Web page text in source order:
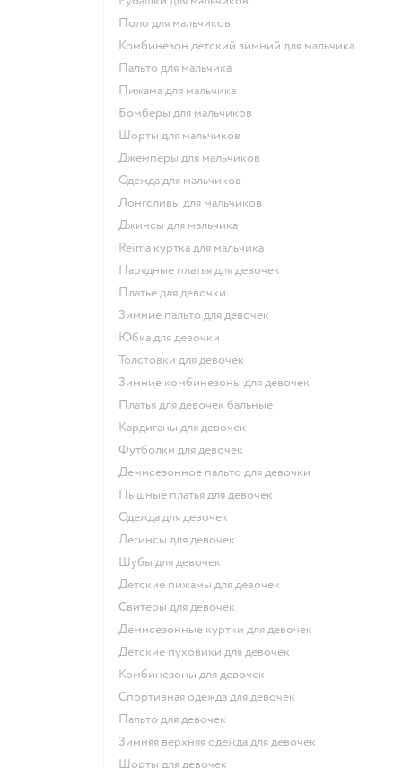
Поло для мальчиков
Комбинезон детский зимний для мальчика
Пальто для мальчика
Пижама для мальчика
Бомберы для мальчиков
Шорты для мальчиков
Джемперы для мальчиков
Одежда для мальчиков
Лонгсливы для мальчиков
Джинсы для мальчика
Reima куртка для мальчика
Нарядные платья для девочек
Платье для девочки
Зимние пальто для девочек
Юбка для девочки
Толстовки для девочек
Зимние комбинезоны для девочек
Платья для девочек бальные
Кардиганы для девочек
Футболки для девочек
Демисезонное пальто для девочки
Пышные платья для девочек
Одежда для девочек
Легинсы для девочек
Шубы для девочек
Детские пижамы для девочек
Свитеры для девочек
Демисезонные куртки для девочек
Детские пуховики для девочек
Комбинезоны для девочек
Спортивная одежда для девочек
Пальто для девочек
Зимняя верхняя одежда для девочек
Шорты для девочек